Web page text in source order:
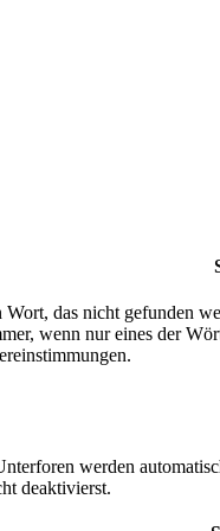
das nicht gefunden
wenn nur eines der
werden
deaktivierst.